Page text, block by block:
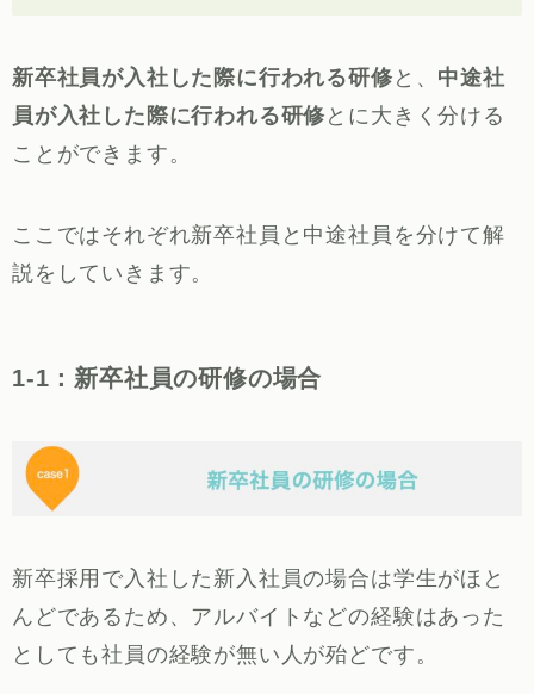
新卒社員が入社した際に行われる研修 と、 中途社
員が入社した際に行われる研修 とに大きく分ける
ことができます。
ここではそれぞれ新卒社員と中途社員を分けて解
説をしていきます。
1-1：新卒社員の研修の場合
新卒採用で入社した新入社員の場合は学生がほと
んどであるため、アルバイトなどの経験はあった
としても社員の経験が無い人が殆どです。